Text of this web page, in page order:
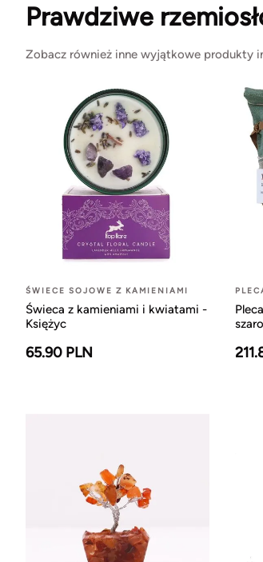
Prawdziwe
Zobacz również inne wyjątkowe produkty
ŚWIECE SOJOWE Z KAMIENIAMI
Świeca z kamieniami i kwiatami -
Księżyc
65.90 PLN